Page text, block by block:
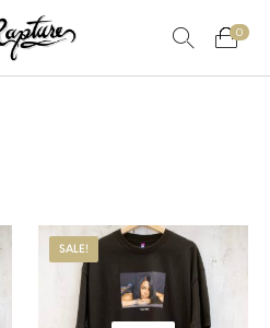
0
SALE!